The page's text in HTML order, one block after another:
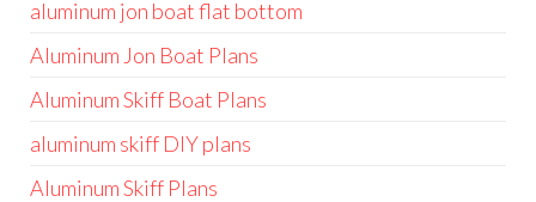
aluminum jon boat flat bottom
Aluminum Jon Boat Plans
Aluminum Skiff Boat Plans
aluminum skiff DIY plans
Aluminum Skiff Plans